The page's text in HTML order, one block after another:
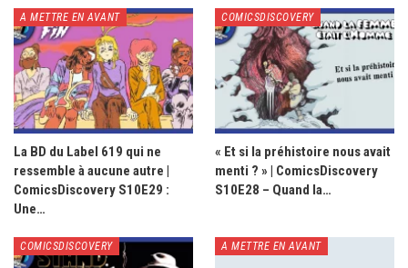
A METTRE EN AVANT
La BD du Label 619 qui ne
ressemble à aucune autre |
ComicsDiscovery S10E29 :
Une…
COMICSDISCOVERY
« Et si la préhistoire nous avait
menti ? » | ComicsDiscovery
S10E28 – Quand la…
COMICSDISCOVERY A METTRE EN AVANT